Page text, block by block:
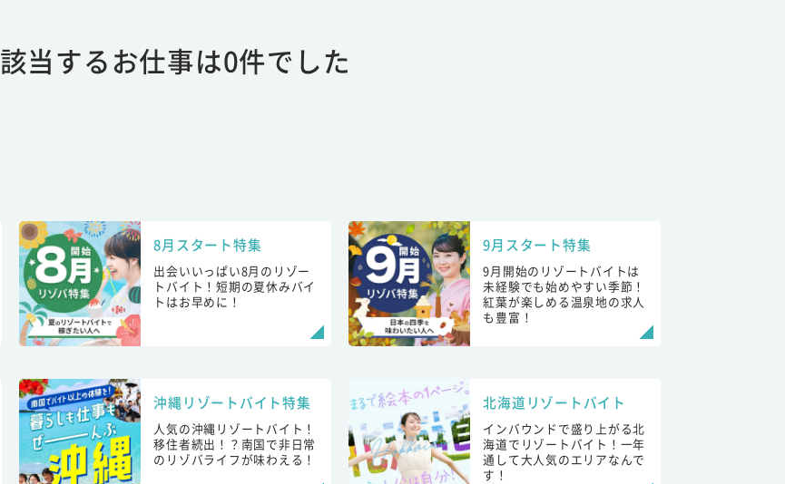
該当するお仕事は0件でした
8月スタート特集
出会いいっぱい8月のリゾー
トバイト！短期の夏休みバイ
トはお早めに！
9月スタート特集
9月開始のリゾートバイトは
未経験でも始めやすい季節！
紅葉が楽しめる温泉地の求人
も豊富！
沖縄リゾートバイト特集
人気の沖縄リゾートバイト！
移住者続出！？南国で非日常
のリゾバライフが味わえる！
北海道リゾートバイト
インバウンドで盛り上がる北
海道でリゾートバイト！一年
通して大人気のエリアなんで
す！